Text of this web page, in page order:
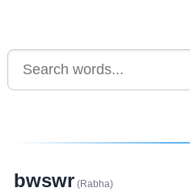
bwswr (Rabha)